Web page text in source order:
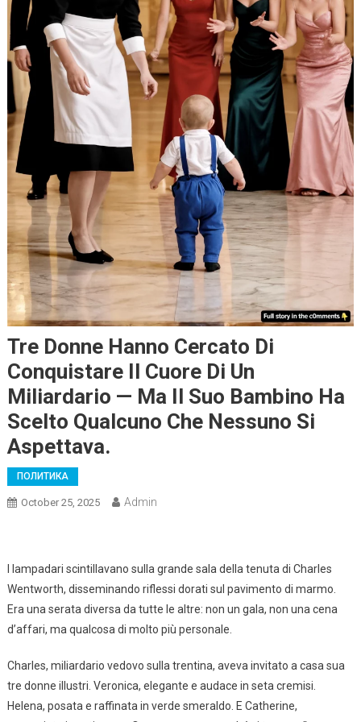
Tre Donne Hanno Cercato Di
Conquistare Il Cuore Di Un
Miliardario — Ma Il Suo Bambino Ha
Scelto Qualcuno Che Nessuno Si
Aspettava.
ПОЛИТИКА
October 25, 2025 Admin
I lampadari scintillavano sulla grande sala della tenuta di Charles
Wentworth, disseminando riflessi dorati sul pavimento di marmo.
Era una serata diversa da tutte le altre: non un gala, non una cena
d’affari, ma qualcosa di molto più personale.
Charles, miliardario vedovo sulla trentina, aveva invitato a casa sua
tre donne illustri. Veronica, elegante e audace in seta cremisi.
Helena, posata e raffinata in verde smeraldo. E Catherine,